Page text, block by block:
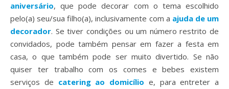
aniversário, que pode decorar com o tema escolhido
pelo(a) seu/sua filho(a), inclusivamente com a ajuda de um
decorador. Se tiver condições ou um número restrito de
convidados, pode também pensar em fazer a festa em
casa, o que também pode ser muito divertido. Se não
quiser ter trabalho com os comes e bebes existem
serviços de catering ao domicílio e, para entreter a